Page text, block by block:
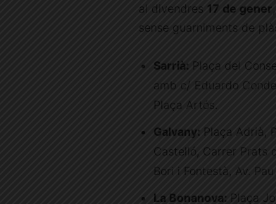
al divendres 17 de gener
sense guarniments de
Sarrià: Plaça del
amb c/ Eduardo
Plaça Artós.
Galvany: Plaça Adrià,
Castelló, Carrer Prats
Bori i Fontestà, Av.
La Bonanova: Plaça